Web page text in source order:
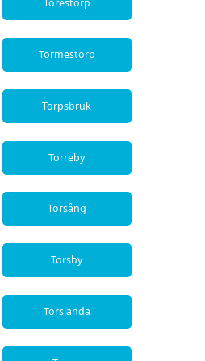
Torestorp
Tormestorp
Torpsbruk
Torreby
Torsång
Torsby
Torslanda